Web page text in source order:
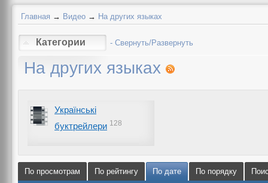
Главная → Видео → На других языках
Категории - Свернуть/Развернуть
На других языках
Українські
буктрейлери 128
По просмотрам По рейтингу По дате По порядку